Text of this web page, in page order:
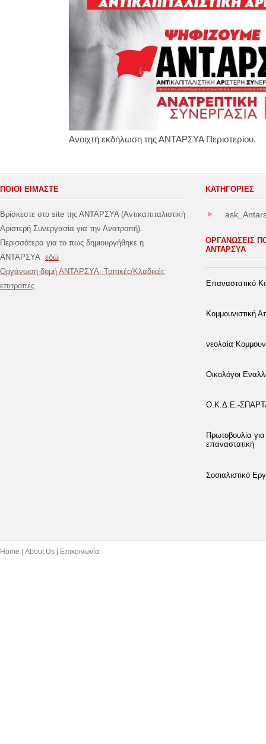
Ανοιχτή εκδήλωση της ΑΝΤΑΡΣΥΑ Περιστερίου.
ΠΟΙΟΙ ΕΙΜΑΣΤΕ
Βρίσκεστε στο site της ΑΝΤΑΡΣΥΑ (Αντικαπιταλιστική
Αριστερή Συνεργασία για την Ανατροπή).
Περισσότερα για το πως δημιουργήθηκε η
ΑΝΤΑΡΣΥΑ εδώ
Οργάνωση-δομή ΑΝΤΑΡΣΥΑ, Τοπικές/Κλαδικές
επιτροπές
ΚΑΤΗΓΟΡΊΕΣ
ΟΡΓΑΝΩΣΕΙΣ
ΑΝΤΑΡΣΥΑ
Επαναστατικό
Κομμουνιστική
νεολαία
Οικολόγοι
Ο.Κ.Δ.Ε.-
Πρωτοβουλία
επαναστατική
Σοσιαλιστικό
Home About Us Επικοινωνία